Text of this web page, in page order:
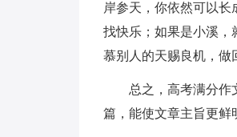
岸参天，你依然可以
找快乐；如果是小溪，
慕别人的天赐良机，做
总之，高考满分作
篇，能使文章主旨更鲜